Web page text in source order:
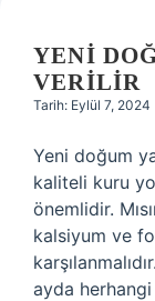
YENI
VERILIR
Tarih: Eylül 7, 2024
Yeni doğum
kaliteli kuru
önemlidir.
kalsiyum ve
ayda